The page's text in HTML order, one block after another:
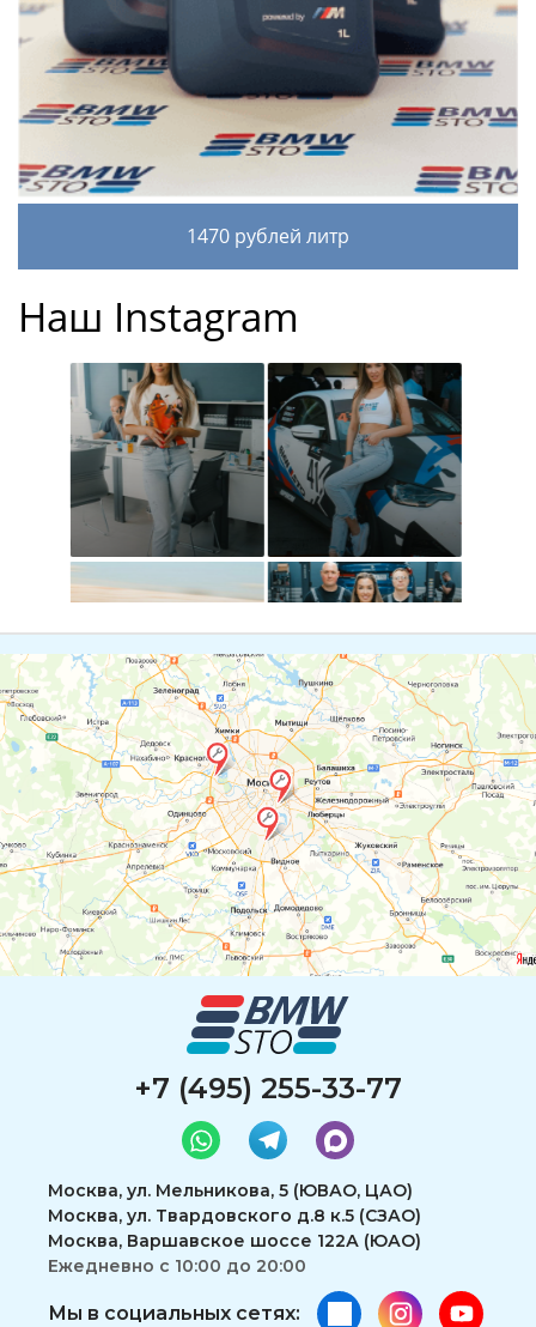
1470 рублей литр
Наш Instagram
+7 (495) 255-33-77
Москва, ул. Мельникова, 5 (ЮВАО, ЦАО)
Москва, ул. Твардовского д.8 к.5 (СЗАО)
Москва, Варшавское шоссе 122А (ЮАО)
Ежедневно с 10:00 до 20:00
Мы в социальных сетях: